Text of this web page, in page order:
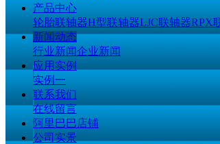
产品中心
轮胎联轴器H型联轴器LJC联轴器RPX
新闻动态
行业新闻企业新闻
应用实例
实例一
联系我们
在线留言
阿里巴巴店铺
公司实景